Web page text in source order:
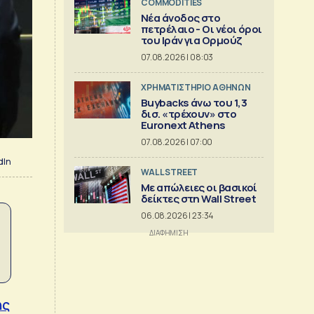
COMMODITIES
Νέα άνοδος στο
πετρέλαιο - Οι νέοι όροι
του Ιράν για Ορμούζ
07.08.2026 | 08:03
XΡΗΜΑΤΙΣΤΗΡΙΟ ΑΘΗΝΩΝ
Buybacks άνω του 1,3
δισ. «τρέχουν» στο
Euronext Athens
07.08.2026 | 07:00
WALL STREET
Με απώλειες οι βασικοί
δείκτες στη Wall Street
06.08.2026 | 23:34